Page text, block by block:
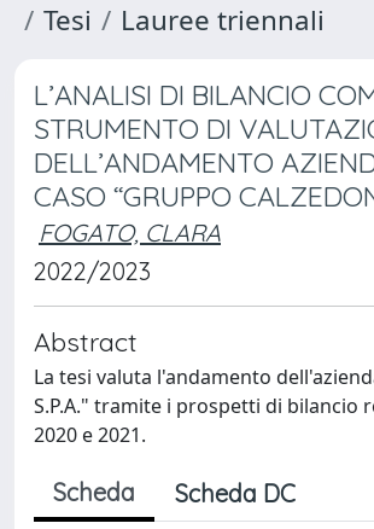
Tesi
Lauree triennali
L’ANALISI DI BILANCIO
STRUMENTO DI
DELL’ANDAMENTO
CASO “GRUPPO
FOGATO, CLARA
2022/2023
Abstract
La tesi valuta l'andamento
S.P.A." tramite i prospetti di bilancio
2020 e 2021.
Scheda Scheda DC